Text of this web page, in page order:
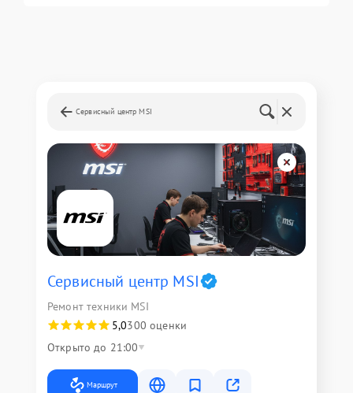
Сервисный центр MSI
Сервисный центр MSI
Ремонт техники MSI
5,0300 оценки
Открыто до 21:00
Маршрут